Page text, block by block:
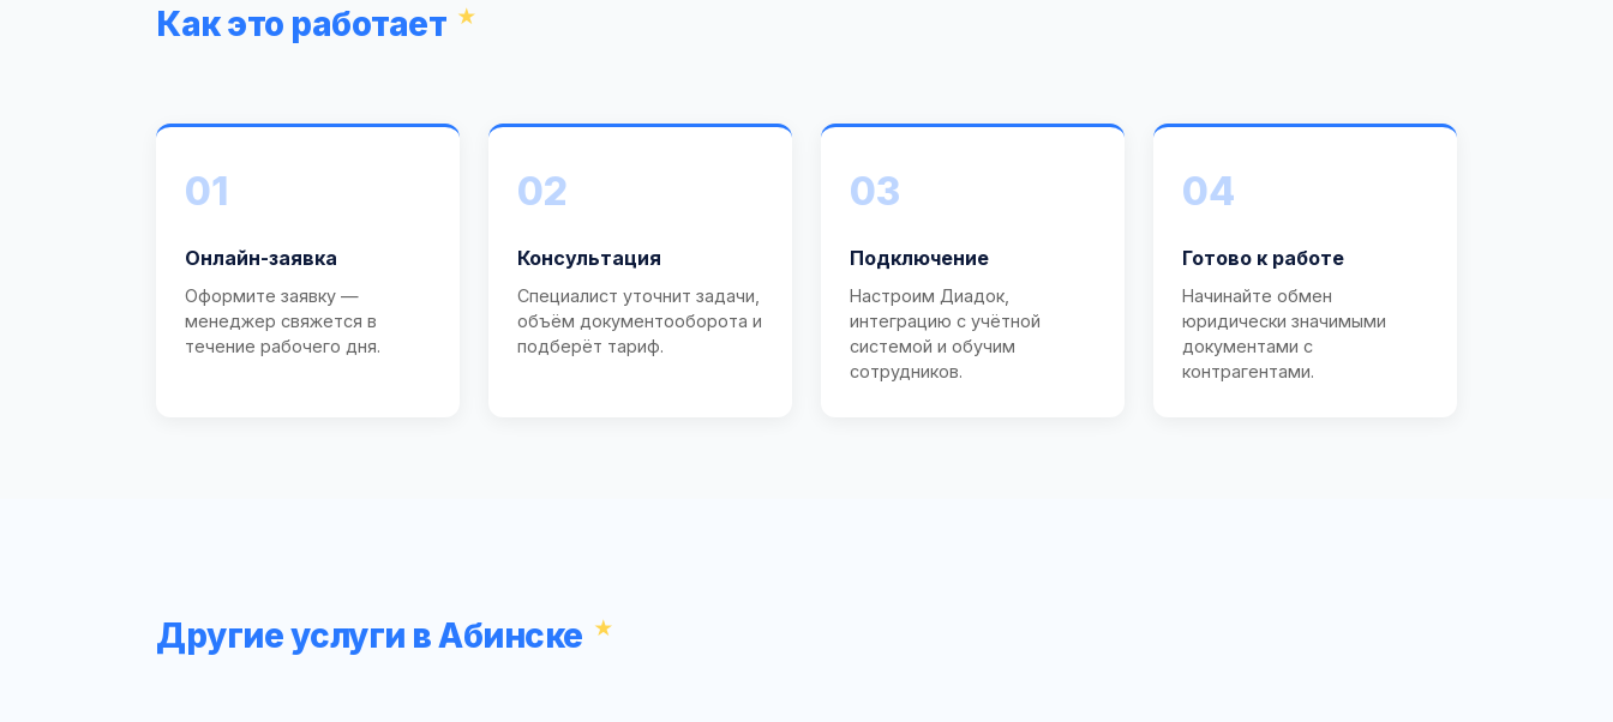
Как это работает
01
Онлайн-заявка
Оформите заявку —
менеджер свяжется в
течение рабочего дня.
02
Консультация
Специалист уточнит задачи,
объём документооборота и
подберёт тариф.
03
Подключение
Настроим Диадок,
интеграцию с учётной
системой и обучим
сотрудников.
04
Готово к работе
Начинайте обмен
юридически значимыми
документами с
контрагентами.
Другие услуги в Абинске